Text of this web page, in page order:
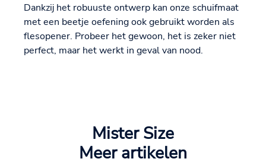
Dankzij het robuuste ontwerp kan onze schuifmaat
met een beetje oefening ook gebruikt worden als
flesopener. Probeer het gewoon, het is zeker niet
perfect, maar het werkt in geval van nood.
Mister Size
Meer artikelen